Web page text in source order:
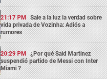
21:17 PM Sale a la luz la verdad sobre
vida privada de Vozinha: Adiós a
rumores
20:29 PM ¿Por qué Said Martínez
suspendió partido de Messi con Inter
Miami ?